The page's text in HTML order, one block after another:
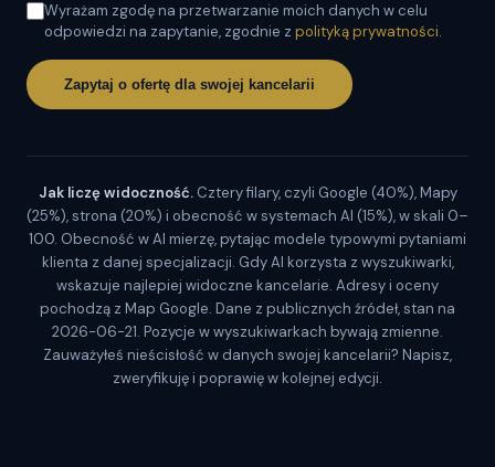
Wyrażam zgodę na przetwarzanie moich danych w celu
odpowiedzi na zapytanie, zgodnie z polityką prywatności.
Zapytaj o ofertę dla swojej kancelarii
Jak liczę widoczność.Cztery filary, czyli Google (40%), Mapy
(25%), strona (20%) i obecność w systemach AI (15%), w skali 0–
100. Obecność w AI mierzę, pytając modele typowymi pytaniami
klienta z danej specjalizacji. Gdy AI korzysta z wyszukiwarki,
wskazuje najlepiej widoczne kancelarie. Adresy i oceny
pochodzą z Map Google. Dane z publicznych źródeł, stan na
2026-06-21. Pozycje w wyszukiwarkach bywają zmienne.
Zauważyłeś nieścisłość w danych swojej kancelarii? Napisz,
zweryfikuję i poprawię w kolejnej edycji.